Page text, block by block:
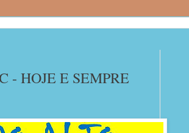
- HOJE E SEMPRE